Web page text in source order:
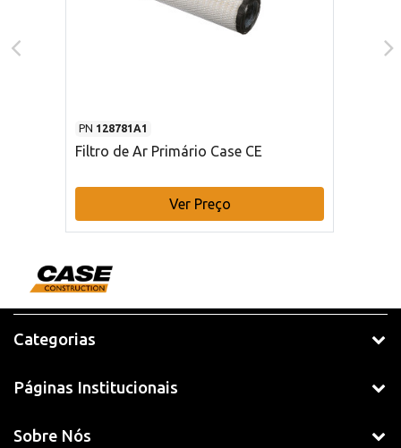
PN 128781A1
Filtro de Ar Primário Case CE
Ver Preço
Categorias
Páginas Institucionais
Sobre Nós